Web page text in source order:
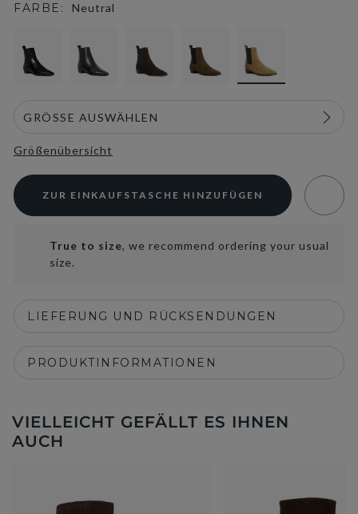
FARBE: Neutral
Größenübersicht
ZUR EINKAUFSTASCHE HINZUFÜGEN
True to size, we recommend ordering your usual
size.
LIEFERUNG UND RÜCKSENDUNGEN
PRODUKTINFORMATIONEN
VIELLEICHT GEFÄLLT ES IHNEN
AUCH